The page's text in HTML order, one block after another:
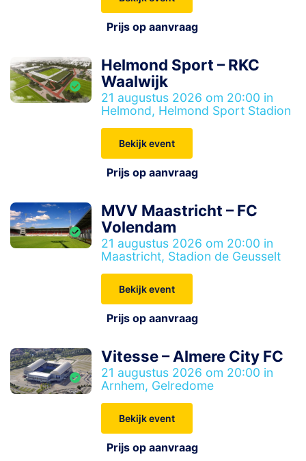
Prijs op aanvraag
Helmond Sport – RKC
Waalwijk
21 augustus 2026 om 20:00 in
Helmond, Helmond Sport Stadion
Bekijk event
Prijs op aanvraag
MVV Maastricht – FC
Volendam
21 augustus 2026 om 20:00 in
Maastricht, Stadion de Geusselt
Bekijk event
Prijs op aanvraag
Vitesse – Almere City FC
21 augustus 2026 om 20:00 in
Arnhem, Gelredome
Bekijk event
Prijs op aanvraag